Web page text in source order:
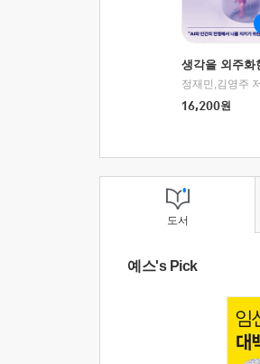
생각을 외주화
정재민,김영주 저
16,200원
도서
예스's Pick